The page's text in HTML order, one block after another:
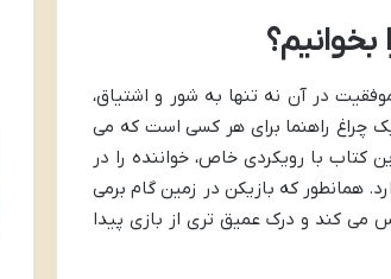
بخوانیم؟
در آن نه تنها به شور و اشتیاق،
چراغ راهنما برای هر کسی است که می
کتاب با رویکردی خاص، خواننده را در
همانطور که بازیکن در زمین گام برمی
می کند و درک عمیق تری از بازی پیدا